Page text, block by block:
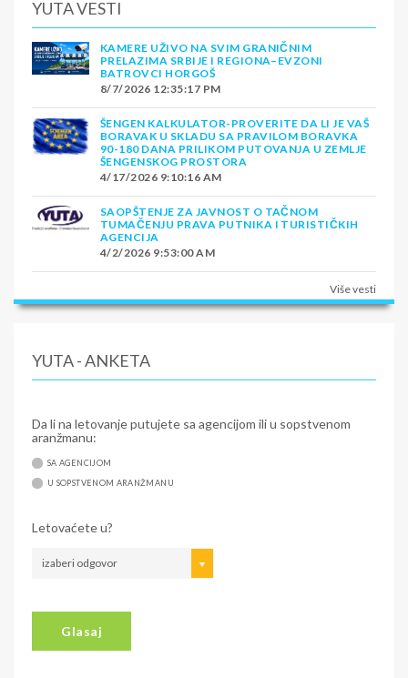
YUTA VESTI
KAMERE UŽIVO NA SVIM GRANIČNIM
PRELAZIMA SRBIJE I REGIONA–EVZONI
BATROVCI HORGOŠ
8/7/2026 12:35:17 PM
ŠENGEN KALKULATOR-PROVERITE DA LI JE VAŠ
BORAVAK U SKLADU SA PRAVILOM BORAVKA
90-180 DANA PRILIKOM PUTOVANJA U ZEMLJE
ŠENGENSKOG PROSTORA
4/17/2026 9:10:16 AM
SAOPŠTENJE ZA JAVNOST O TAČNOM
TUMAČENJU PRAVA PUTNIKA I TURISTIČKIH
AGENCIJA
4/2/2026 9:53:00 AM
Više vesti
YUTA - ANKETA
Da li na letovanje putujete sa agencijom ili u sopstvenom
aranžmanu:
SA AGENCIJOM
U SOPSTVENOM ARANŽMANU
Letovaćete u?
izaberi odgovor
Glasaj